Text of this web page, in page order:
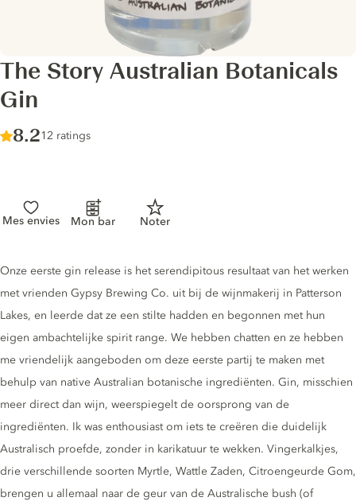
The Story Australian Botanicals
Gin
Score :
8.2/ 10
12 ratings
Mes envies Mon bar Noter
Gin description
Onze eerste gin release is het serendipitous resultaat van het werken
met vrienden Gypsy Brewing Co. uit bij de wijnmakerij in Patterson
Lakes, en leerde dat ze een stilte hadden en begonnen met hun
eigen ambachtelijke spirit range. We hebben chatten en ze hebben
me vriendelijk aangeboden om deze eerste partij te maken met
behulp van native Australian botanische ingrediënten. Gin, misschien
meer direct dan wijn, weerspiegelt de oorsprong van de
ingrediënten. Ik was enthousiast om iets te creëren die duidelijk
Australisch proefde, zonder in karikatuur te wekken. Vingerkalkjes,
drie verschillende soorten Myrtle, Wattle Zaden, Citroengeurde Gom,
brengen u allemaal naar de geur van de Australische bush (of